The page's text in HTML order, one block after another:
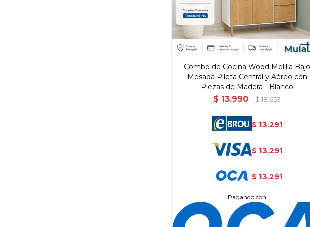
Combo de Cocina Wood Melilla Bajo
Mesada Pileta Central y Aéreo con
Piezas de Madera - Blanco
$ 13.990 $ 18.653
$ 13.291
$ 13.291
$ 13.291
Pagando con